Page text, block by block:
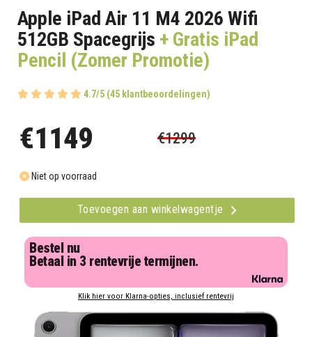
Apple iPad Air 11 M4 2026 Wifi
512GB Spacegrijs + Gratis iPad
Pencil (Zomer Promotie)
4.7/5 (45 klantbeoordelingen)
€1149 €1299
Niet op voorraad
Toevoegen aan winkelwagentje
Bestel nu
Betaal in 3 rentevrije termijnen.
Klik hier voor Klarna-opties, inclusief rentevrij